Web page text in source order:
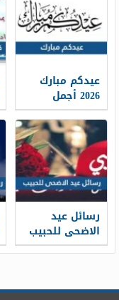
جاهزة للطباعة
عيدكم مبارك
2026 أجمل
كلمات وعبارات
وصور تهنئة
عيد الاضحى
1448
رسائل عيد
الاضحى للحبيب
قصيرة 2026 ..
لحبيبي 1448